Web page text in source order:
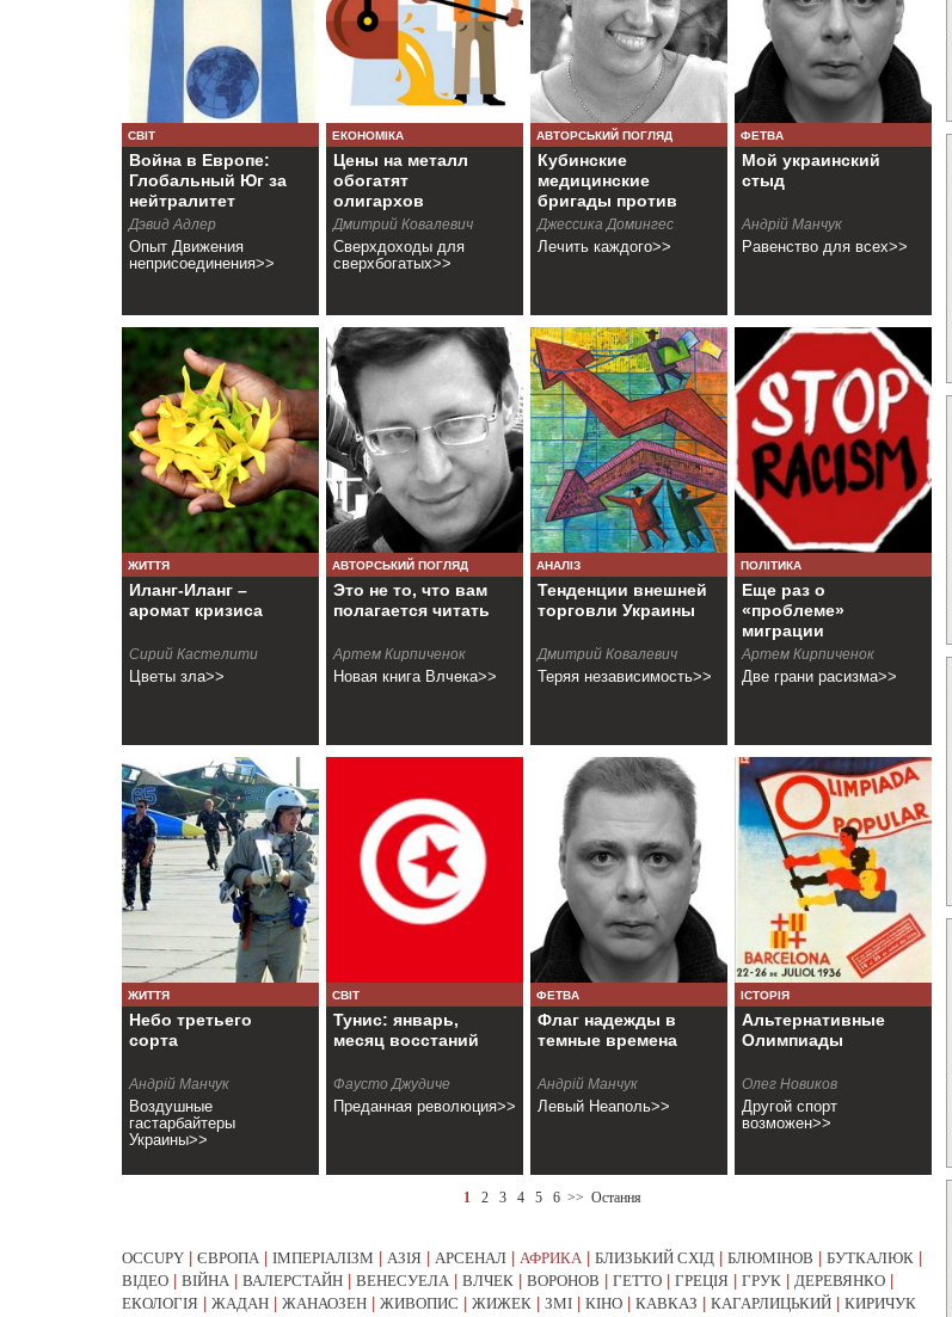
СВІТ
Война в Европе:
Глобальный Юг за
нейтралитет
Дэвид Адлер
Опыт Движения
неприсоединения>>
ЕКОНОМІКА
Цены на металл
обогатят
олигархов
Дмитрий Ковалевич
Сверхдоходы для
сверхбогатых>>
АВТОРСЬКИЙ ПОГЛЯД
Кубинские
медицинские
бригады против
COVID-19
Джессика Домингес
Лечить каждого>>
ФЕТВА
Мой украинский
стыд
Андрій Манчук
Равенство для всех>>
ЖИТТЯ
Иланг-Иланг –
аромат кризиса
Сирий Кастелити
Цветы зла>>
АВТОРСЬКИЙ ПОГЛЯД
Это не то, что вам
полагается читать
Артем Кирпиченок
Новая книга Влчека>>
АНАЛІЗ
Тенденции внешней
торговли Украины
Дмитрий Ковалевич
Теряя независимость>>
ПОЛІТИКА
Еще раз о
«проблеме»
миграции
Артем Кирпиченок
Две грани расизма>>
ЖИТТЯ
Небо третьего
сорта
Андрiй Манчук
Воздушные
гастарбайтеры
Украины>>
СВІТ
Тунис: январь,
месяц восстаний
Фаусто Джудиче
Преданная революция>>
ФЕТВА
Флаг надежды в
темные времена
Андрій Манчук
Левый Неаполь>>
ІСТОРІЯ
Альтернативные
Олимпиады
Олег Новиков
Другой спорт
возможен>>
1 2 3 4 5 6 >> Остання
OCCUPY ЄВРОПА ІМПЕРІАЛІЗМ АЗІЯ АРСЕНАЛ АФРИКА БЛИЗЬКИЙ СХІД БЛЮМІНОВ БУТКАЛЮК
ВІДЕО
ВІЙНА ВАЛЕРСТАЙН ВЕНЕСУЕЛА ВЛЧЕК ВОРОНОВ ГЕТТО ГРЕЦІЯ ГРУК ДЕРЕВЯНКО
ЕКОЛОГІЯ
ЖАДАН ЖАНАОЗЕН ЖИВОПИС ЖИЖЕК ЗМІ КІНО КАВКАЗ КАГАРЛИЦЬКИЙ КИРИЧУК